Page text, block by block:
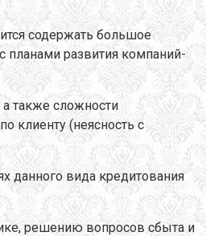
содержать большое
планами развития компаний-
также сложности
клиенту (неясность с
данного вида кредитования
решению вопросов сбыта и